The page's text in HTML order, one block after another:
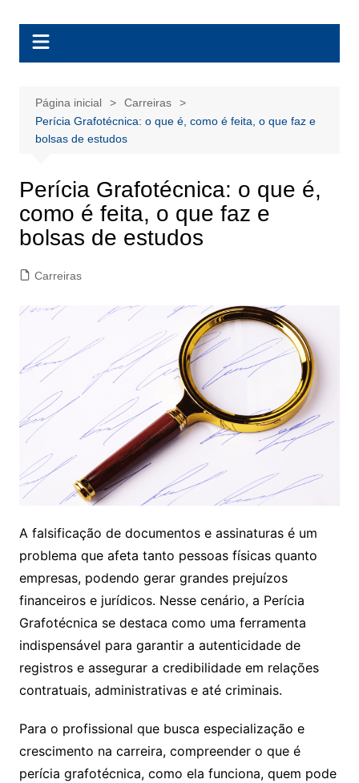
BolsasEAD
Página inicial
Carreiras
Perícia Grafotécnica: o que é, como é feita, o que faz e
bolsas de estudos
Perícia Grafotécnica: o que é,
como é feita, o que faz e
bolsas de estudos
Carreiras
A falsificação de documentos e assinaturas é um
problema que afeta tanto pessoas físicas quanto
empresas, podendo gerar grandes prejuízos
financeiros e jurídicos. Nesse cenário, a Perícia
Grafotécnica se destaca como uma ferramenta
indispensável para garantir a autenticidade de
registros e assegurar a credibilidade em relações
contratuais, administrativas e até criminais.
Para o profissional que busca especialização e
crescimento na carreira, compreender o que é
perícia grafotécnica, como ela funciona, quem pode